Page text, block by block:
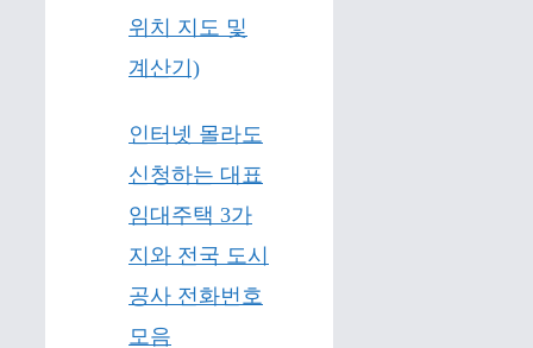
위치 지도 및
계산기)
인터넷 몰라도
신청하는 대표
임대주택 3가
지와 전국 도시
공사 전화번호
모음